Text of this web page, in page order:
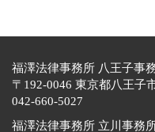
福澤法律事務所 八王子事
〒192-0046 東京都八王子
042-660-5027
福澤法律事務所 立川事務